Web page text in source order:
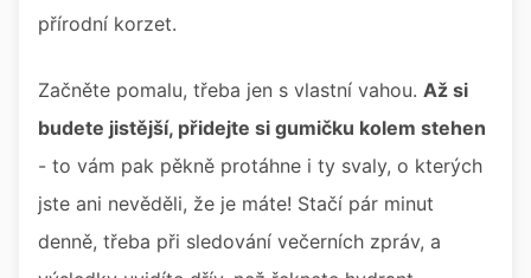
přírodní korzet.
Začněte pomalu, třeba jen s vlastní vahou. Až si
budete jistější, přidejte si gumičku kolem stehen
- to vám pak pěkně protáhne i ty svaly, o kterých
jste ani nevěděli, že je máte! Stačí pár minut
denně, třeba při sledování večerních zpráv, a